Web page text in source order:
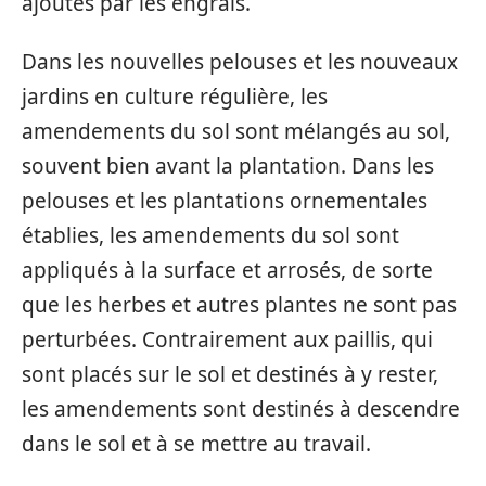
Dans les nouvelles pelouses et les nouveaux
jardins en culture régulière, les
amendements du sol sont mélangés au sol,
souvent bien avant la plantation. Dans les
pelouses et les plantations ornementales
établies, les amendements du sol sont
appliqués à la surface et arrosés, de sorte
que les herbes et autres plantes ne sont pas
perturbées. Contrairement aux paillis, qui
sont placés sur le sol et destinés à y rester,
les amendements sont destinés à descendre
dans le sol et à se mettre au travail.